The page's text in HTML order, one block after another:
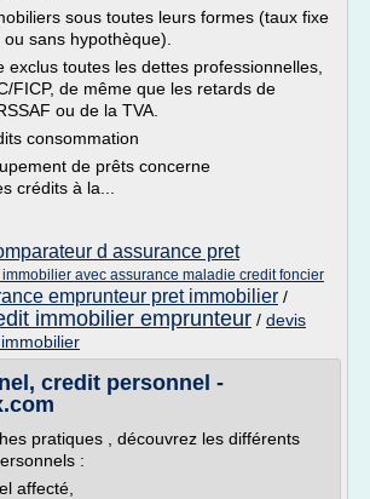
sous toutes leurs formes (taux fixe
sans hypothèque).
exclus toutes les dettes professionnelles,
FICP, de même que les retards de
ou de la TVA.
consommation
de prêts concerne
crédits à la...
d assurance pret
immobilier avec assurance maladie credit foncier
emprunteur pret immobilier /
immobilier emprunteur / devis
credit personnel -
pratiques , découvrez les différents
:
affecté,